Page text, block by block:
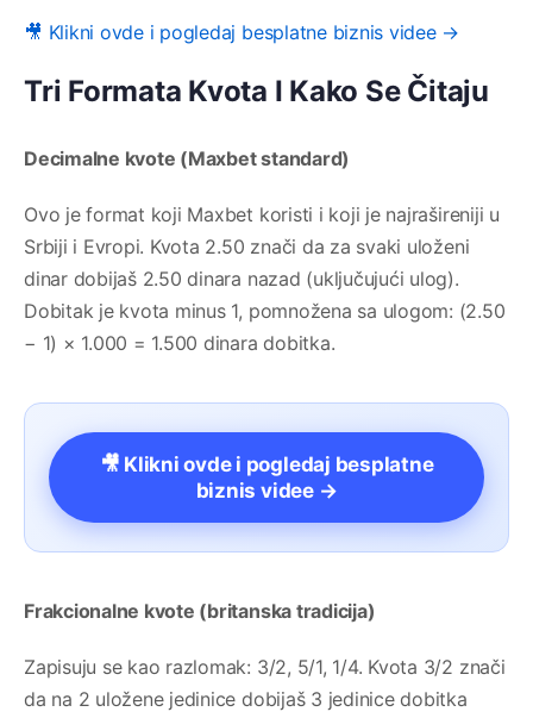
🎥 Klikni ovde i pogledaj besplatne biznis videe →
Tri Formata Kvota I Kako Se Čitaju
Decimalne kvote (Maxbet standard)
Ovo je format koji Maxbet koristi i koji je najrašireniji u
Srbiji i Evropi. Kvota 2.50 znači da za svaki uloženi
dinar dobijaš 2.50 dinara nazad (uključujući ulog).
Dobitak je kvota minus 1, pomnožena sa ulogom: (2.50
− 1) × 1.000 = 1.500 dinara dobitka.
🎥 Klikni ovde i pogledaj besplatne
biznis videe →
Frakcionalne kvote (britanska tradicija)
Zapisuju se kao razlomak: 3/2, 5/1, 1/4. Kvota 3/2 znači
da na 2 uložene jedinice dobijaš 3 jedinice dobitka